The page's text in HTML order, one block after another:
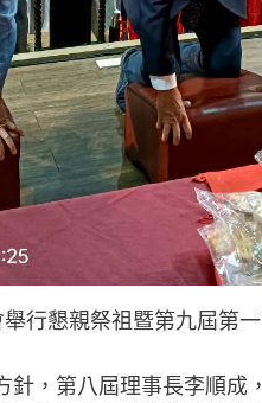
行懇親祭祖暨第九屆第
針，第八屆理事長李順成